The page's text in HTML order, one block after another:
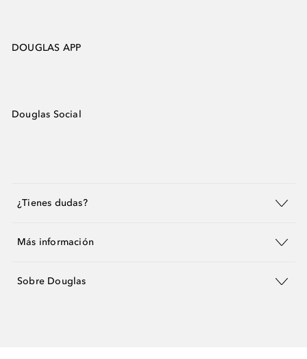
DOUGLAS APP
Douglas Social
¿Tienes dudas?
Más información
Sobre Douglas